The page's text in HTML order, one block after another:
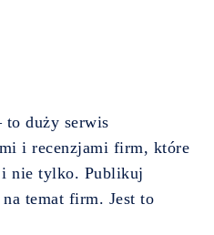
duży serwis
i recenzjami firm, które
i nie tylko. Publikuj
temat firm. Jest to